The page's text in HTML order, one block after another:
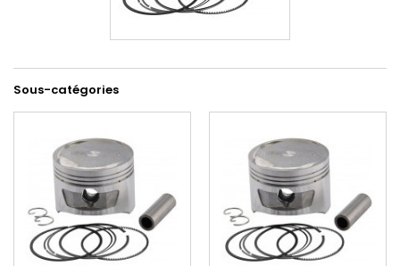
Sous-catégories